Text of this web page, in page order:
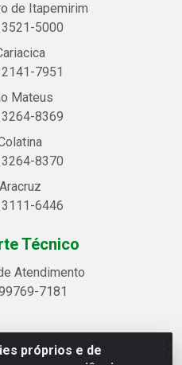
próprios e de
de Itapemirim
5000
7951
Mateus
8369
8370
Aracruz
6446
Técnico
Atendimento
7181
- Avenida Alegre, 2521 -